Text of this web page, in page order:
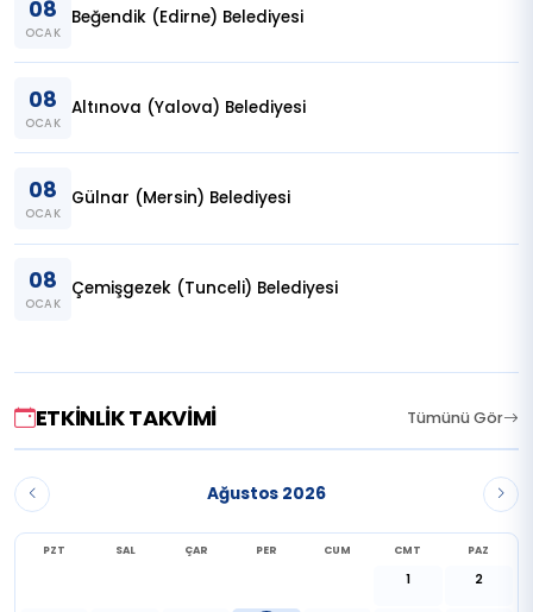
08
OCAK
Beğendik (Edirne) Belediyesi
08
OCAK
Altınova (Yalova) Belediyesi
08
OCAK
Gülnar (Mersin) Belediyesi
08
OCAK
Çemişgezek (Tunceli) Belediyesi
ETKINLIK TAKVIMI Tümünü Gör
Ağustos 2026
PZT SAL ÇAR PER CUM CMT PAZ
1 2